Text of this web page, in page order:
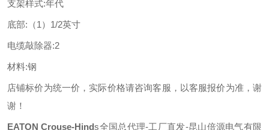
支架样式:年代
底部: （1）1/2英寸
电缆敲除器:2
材料:钢
店铺标价为统一价，实际价格请咨询客服，以客服报价为准，谢
谢！
EATON Crouse-Hinds全国总代理-工厂直发-昆山倍源电气有限